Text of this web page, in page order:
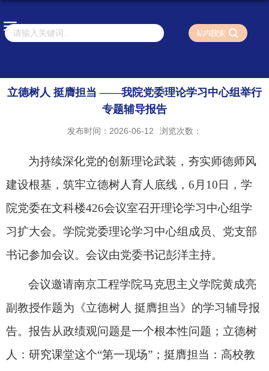
立德树人 挺膺担当 ——我院党委理论学习中心组举行
专题辅导报告
发布时间：2026-06-12 浏览次数：
为持续深化党的创新理论武装，夯实师德师风
建设根基，筑牢立德树人育人底线， 6 月 10 日，学
院党委在文科楼426会议室召开理论学习中心组学
习扩大会。学院党委理论学习中心组成员、党支部
书记参加会议。会议由党委书记彭洋主持。
会议邀请南京工程学院马克思主义学院黄成亮
副教授作题为《立德树人 挺膺担当》的学习辅导报
告。报告从政绩观问题是一个根本性问题；立德树
人：研究课堂这个“第一现场”；挺膺担当：高校教